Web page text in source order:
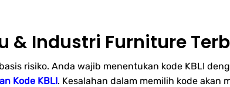
& Industri Furniture
risiko. Anda wajib menentukan kode KBLI
Kode KBLI. Kesalahan dalam memilih kode akan